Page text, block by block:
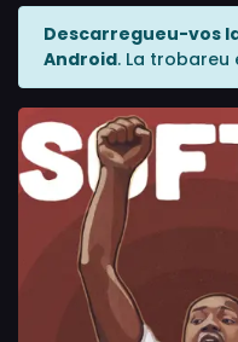
Descarregueu-vos
Android. La trobareu